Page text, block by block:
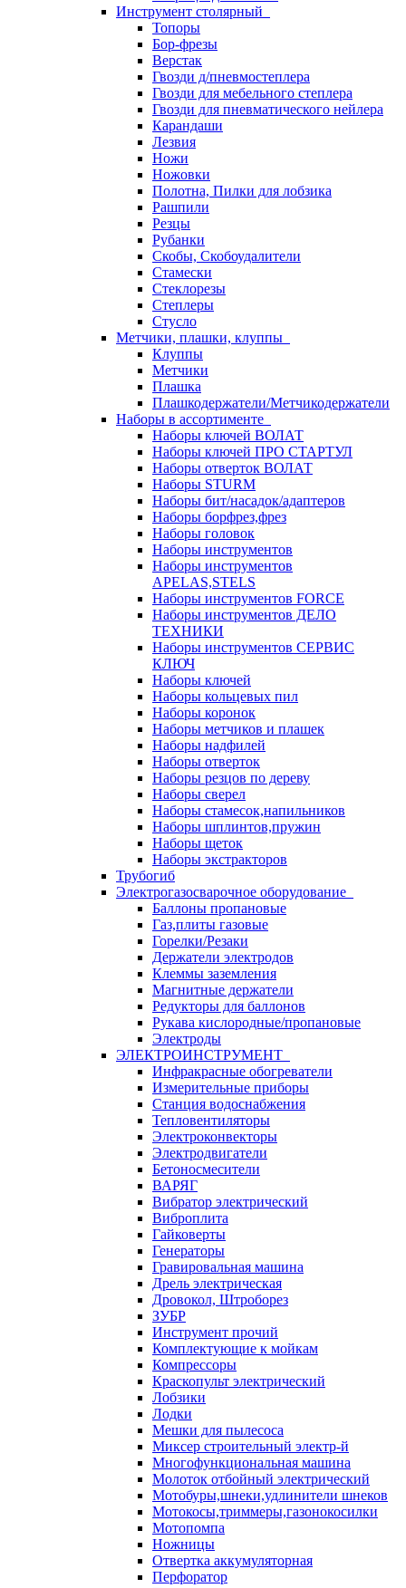
Инструмент столярный
Топоры
Бор-фрезы
Верстак
Гвозди д/пневмостеплера
Гвозди для мебельного степлера
Гвозди для пневматического нейлера
Карандаши
Лезвия
Ножи
Ножовки
Полотна, Пилки для лобзика
Рашпили
Резцы
Рубанки
Скобы, Скобоудалители
Стамески
Стеклорезы
Степлеры
Стусло
Метчики, плашки, клуппы
Клуппы
Метчики
Плашка
Плашкодержатели/Метчикодержатели
Наборы в ассортименте
Наборы ключей ВОЛАТ
Наборы ключей ПРО СТАРТУЛ
Наборы отверток ВОЛАТ
Наборы STURM
Наборы бит/насадок/адаптеров
Наборы борфрез,фрез
Наборы головок
Наборы инструментов
Наборы инструментов
APELAS,STELS
Наборы инструментов FORCE
Наборы инструментов ДЕЛО
ТЕХНИКИ
Наборы инструментов СЕРВИС
КЛЮЧ
Наборы ключей
Наборы кольцевых пил
Наборы коронок
Наборы метчиков и плашек
Наборы надфилей
Наборы отверток
Наборы резцов по дереву
Наборы сверел
Наборы стамесок,напильников
Наборы шплинтов,пружин
Наборы щеток
Наборы экстракторов
Трубогиб
Электрогазосварочное оборудование
Баллоны пропановые
Газ,плиты газовые
Горелки/Резаки
Держатели электродов
Клеммы заземления
Магнитные держатели
Редукторы для баллонов
Рукава кислородные/пропановые
Электроды
ЭЛЕКТРОИНСТРУМЕНТ
Инфракрасные обогреватели
Измерительные приборы
Станция водоснабжения
Тепловентиляторы
Электроконвекторы
Электродвигатели
Бетоносмесители
ВАРЯГ
Вибратор электрический
Виброплита
Гайковерты
Генераторы
Гравировальная машина
Дрель электрическая
Дровокол, Штроборез
ЗУБР
Инструмент прочий
Комплектующие к мойкам
Компрессоры
Краскопульт электрический
Лобзики
Лодки
Мешки для пылесоса
Миксер строительный электр-й
Многофункциональная машина
Молоток отбойный электрический
Мотобуры,шнеки,удлинители шнеков
Мотокосы,триммеры,газонокосилки
Мотопомпа
Ножницы
Отвертка аккумуляторная
Перфоратор